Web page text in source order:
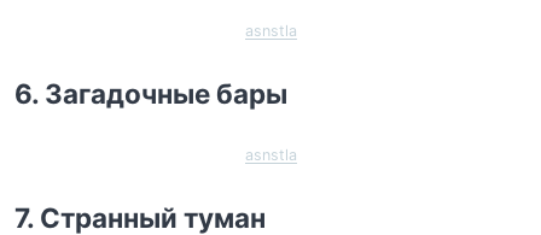
asnstla
6. Загадочные бары
asnstla
7. Странный туман